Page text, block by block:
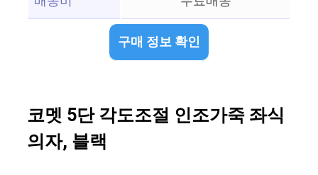
구매 정보 확인
코멧 5단 각도조절 인조가죽 좌식
의자, 블랙